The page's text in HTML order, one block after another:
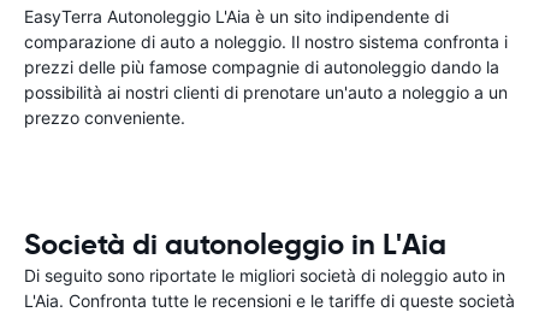
EasyTerra Autonoleggio L'Aia è un sito indipendente di
comparazione di auto a noleggio. Il nostro sistema confronta i
prezzi delle più famose compagnie di autonoleggio dando la
possibilità ai nostri clienti di prenotare un'auto a noleggio a un
prezzo conveniente.
Società di autonoleggio in L'Aia
Di seguito sono riportate le migliori società di noleggio auto in
L'Aia. Confronta tutte le recensioni e le tariffe di queste società